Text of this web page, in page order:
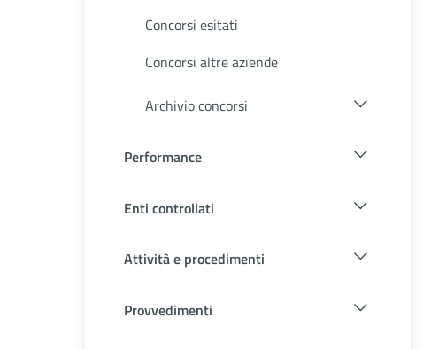
Concorsi esitati
Concorsi altre aziende
Archivio concorsi
Performance
Enti controllati
Attività e procedimenti
Provvedimenti